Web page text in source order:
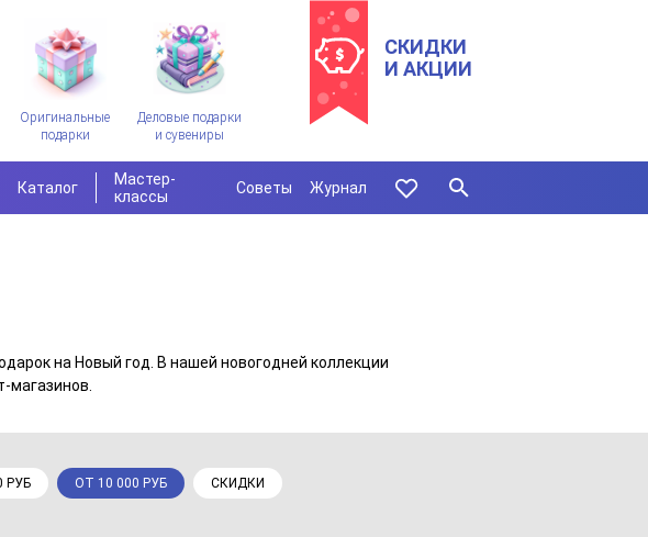
Оригинальные
подарки
Деловые подарки
и сувениры
СКИДКИ
И АКЦИИ
Каталог
Мастер-
классы
Советы Журнал
на Новый год. В нашей новогодней коллекции
магазинов.
РУБ ОТ 10 000 РУБ СКИДКИ